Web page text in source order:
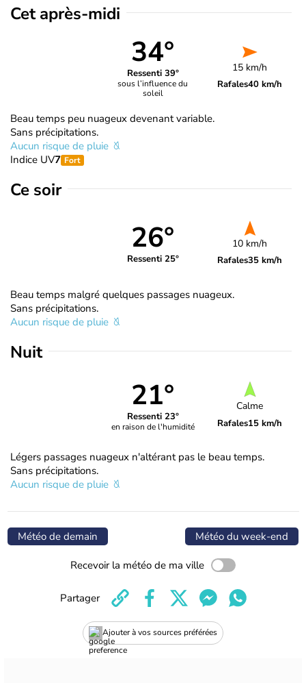
Cet après-midi
34°
Ressenti 39°
sous l’influence du
soleil
15 km/h
Rafales40 km/h
Beau temps peu nuageux devenant variable.
Sans précipitations.
Aucun risque de pluie
Indice UV7 Fort
Ce soir
26°
Ressenti 25°
10 km/h
Rafales35 km/h
Beau temps malgré quelques passages nuageux.
Sans précipitations.
Aucun risque de pluie
Nuit
21°
Ressenti 23°
en raison de l'humidité
Calme
Rafales15 km/h
Légers passages nuageux n'altérant pas le beau temps.
Sans précipitations.
Aucun risque de pluie
Météo de demain Météo du week-end
Recevoir la météo de ma ville
Ajouter à vos sources préférées
Partager